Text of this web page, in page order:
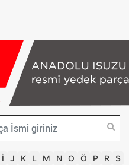
İ J K L M N O Ö P R S